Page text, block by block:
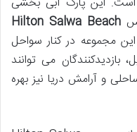
Hilton Salwa Beach
مجموعه در کنار سواحل
بازدیدکنندگان می توانند
و آرامش دریا نیز بهره